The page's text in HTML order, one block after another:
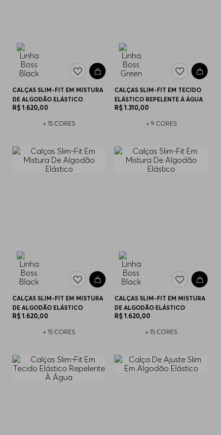
CALÇAS SLIM-FIT EM MISTURA
DE ALGODÃO ELÁSTICO
R$ 1.620,00
+ 15 CORES
CALÇAS SLIM-FIT EM TECIDO
ELÁSTICO REPELENTE À ÁGUA
R$ 1.310,00
+ 9 CORES
CALÇAS SLIM-FIT EM MISTURA
DE ALGODÃO ELÁSTICO
R$ 1.620,00
+ 15 CORES
CALÇAS SLIM-FIT EM MISTURA
DE ALGODÃO ELÁSTICO
R$ 1.620,00
+ 15 CORES